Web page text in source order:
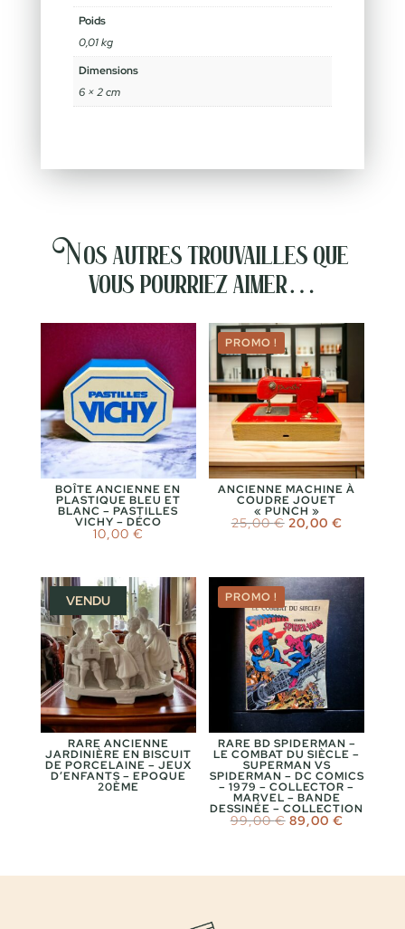
Poids
0,01 kg
Dimensions
6 × 2 cm
Nos autres trouvailles que
vous pourriez aimer…
BOÎTE ANCIENNE EN
PLASTIQUE BLEU ET
BLANC – PASTILLES
VICHY – DÉCO
10,00 €
PROMO !
ANCIENNE MACHINE À
COUDRE JOUET
« PUNCH »
25,00€ Le
prix
20,00 €Le
VENDU
RARE ANCIENNE
JARDINIÈRE EN BISCUIT
DE PORCELAINE – JEUX
D’ENFANTS – EPOQUE
20ÈME
PROMO !
RARE BD SPIDERMAN –
LE COMBAT DU SIÈCLE –
SUPERMAN VS
SPIDERMAN – DC COMICS
– 1979 – COLLECTOR –
MARVEL – BANDE
DESSINÉE – COLLECTION
99,00€ Le
89,00 €Le